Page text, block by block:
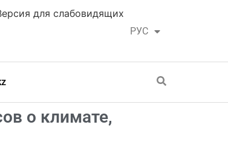
РУС
ҚАЗ
для слабовидящих
о климате,